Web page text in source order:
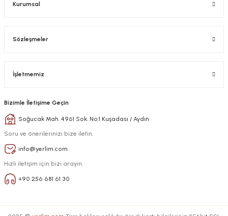
Kurumsal
Sözleşmeler
İşletmemiz
Bizimle İletişime Geçin
Soğucak Mah. 4961 Sok. No:1 Kuşadası / Aydın
Soru ve önerilerinizi bize iletin.
info@yerlim.com
Hızlı iletişim için bizi arayın.
+90 256 681 61 30